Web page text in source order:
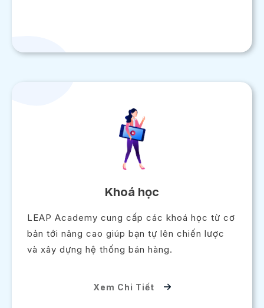
Khoá học
LEAP Academy cung cấp các khoá học từ cơ
bản tới nâng cao giúp bạn tự lên chiến lược
và xây dựng hệ thống bán hàng.
Xem Chi Tiết